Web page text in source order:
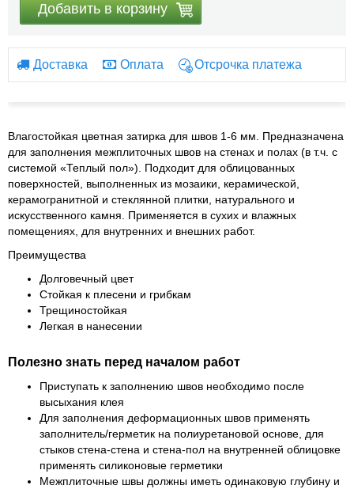
Добавить в корзину
Доставка Оплата Отсрочка платежа
Влагостойкая цветная затирка для швов 1-6 мм. Предназначена
для заполнения межплиточных швов на стенах и полах (в т.ч. с
системой «Теплый пол»). Подходит для облицованных
поверхностей, выполненных из мозаики, керамической,
керамогранитной и стеклянной плитки, натурального и
искусственного камня. Применяется в сухих и влажных
помещениях, для внутренних и внешних работ.
Преимущества
Долговечный цвет
Стойкая к плесени и грибкам
Трещиностойкая
Легкая в нанесении
Полезно знать перед началом работ
Приступать к заполнению швов необходимо после
высыхания клея
Для заполнения деформационных швов применять
заполнитель/герметик на полиуретановой основе, для
стыков стена-стена и стена-пол на внутренней облицовке
применять силиконовые герметики
Межплиточные швы должны иметь одинаковую глубину и